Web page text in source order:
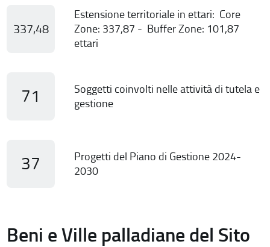
337,48
Estensione territoriale in ettari: Core
Zone: 337,87 - Buffer Zone: 101,87
ettari
71
Soggetti coinvolti nelle attività di tutela e
gestione
37
Progetti del Piano di Gestione 2024-
2030
Beni e Ville palladiane del Sito